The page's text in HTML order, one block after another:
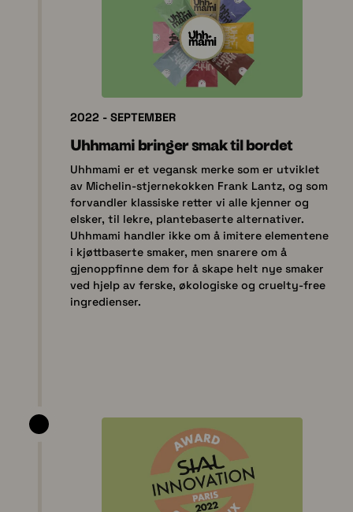
2022 - SEPTEMBER
Uhhmami bringer smak til bordet
Uhhmami er et vegansk merke som er utviklet
av Michelin-stjernekokken Frank Lantz, og som
forvandler klassiske retter vi alle kjenner og
elsker, til lekre, plantebaserte alternativer.
Uhhmami handler ikke om å imitere elementene
i kjøttbaserte smaker, men snarere om å
gjenoppfinne dem for å skape helt nye smaker
ved hjelp av ferske, økologiske og cruelty-free
ingredienser.